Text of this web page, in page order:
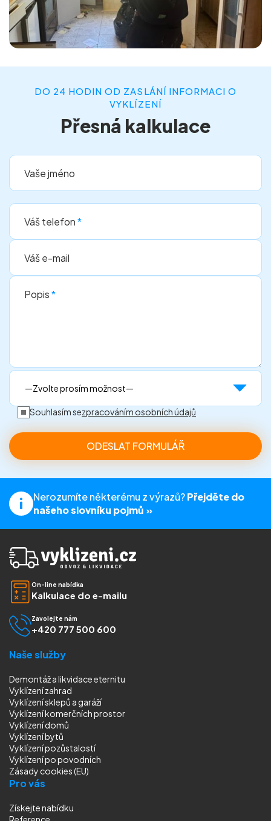
DO 24 HODIN OD ZASLÁNÍ INFORMACI O
VYKLÍZENÍ
Přesná kalkulace
Vaše jméno
Váš telefon*
Váš e-mail
Popis*
Souhlasím sezpracováním osobních údajů
Nerozumíte některému z výrazů?Přejděte do
našeho slovníku pojmů »
On-line nabídka
Kalkulace do e-mailu
Zavolejte nám
+420 777 500 600
Naše služby
Demontáž a likvidace eternitu
Vyklízení zahrad
Vyklízení sklepů a garáží
Vyklízení komerčních prostor
Vyklízení domů
Vyklízení bytů
Vyklízení pozůstalostí
Vyklízenípo povodních
Zásady cookies (EU)
Pro vás
Získejte nabídku